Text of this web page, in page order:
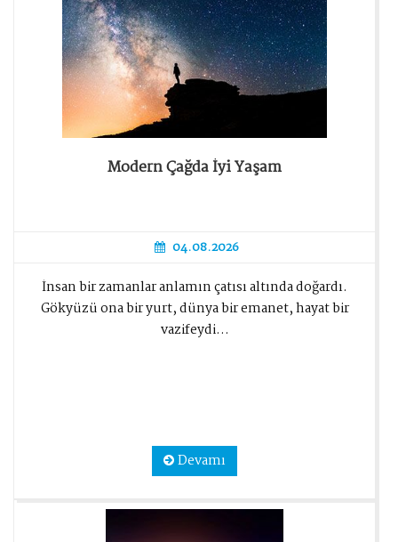
Modern Çağda İyi Yaşam
04.08.2026
İnsan bir zamanlar anlamın çatısı altında doğardı.
Gökyüzü ona bir yurt, dünya bir emanet, hayat bir
vazifeydi...
Devamı